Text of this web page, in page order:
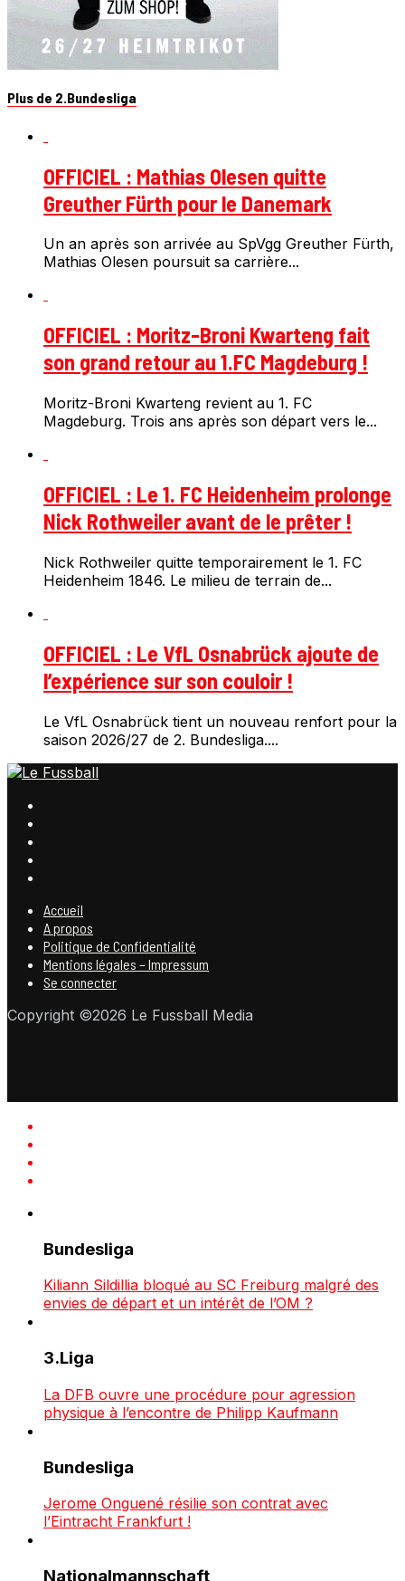
Plus de 2.Bundesliga
OFFICIEL : Mathias Olesen quitte
Greuther Fürth pour le Danemark
Un an après son arrivée au SpVgg Greuther Fürth,
Mathias Olesen poursuit sa carrière...
OFFICIEL : Moritz-Broni Kwarteng fait
son grand retour au 1.FC Magdeburg !
Moritz-Broni Kwarteng revient au 1. FC
Magdeburg. Trois ans après son départ vers le...
OFFICIEL : Le 1. FC Heidenheim prolonge
Nick Rothweiler avant de le prêter !
Nick Rothweiler quitte temporairement le 1. FC
Heidenheim 1846. Le milieu de terrain de...
OFFICIEL : Le VfL Osnabrück ajoute de
l’expérience sur son couloir !
Le VfL Osnabrück tient un nouveau renfort pour la
saison 2026/27 de 2. Bundesliga....
Accueil
A propos
Politique de Confidentialité
Mentions légales – Impressum
Se connecter
Copyright ©2026 Le Fussball Media
Bundesliga
Kiliann Sildillia bloqué au SC Freiburg malgré des
envies de départ et un intérêt de l’OM ?
3.Liga
La DFB ouvre une procédure pour agression
physique à l’encontre de Philipp Kaufmann
Bundesliga
Jerome Onguené résilie son contrat avec
l’Eintracht Frankfurt !
Nationalmannschaft